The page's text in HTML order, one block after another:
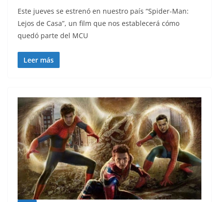
Este jueves se estrenó en nuestro país “Spider-Man:
Lejos de Casa”, un film que nos establecerá cómo
quedó parte del MCU
Leer más